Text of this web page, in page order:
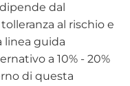
dal
al rischio e
linea guida
a 10% - 20%
di questa